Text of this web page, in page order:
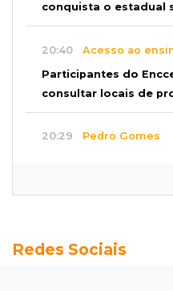
conquista o estadual
20:40 Acesso ao
Participantes do
consultar locais de
20:29 Pedro Gomes
Pantanal treina em
Redes Sociais